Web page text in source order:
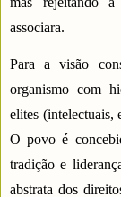
associara.
Para a visão
organismo com
elites (intelectuais,
O povo é
tradição e
abstrata dos